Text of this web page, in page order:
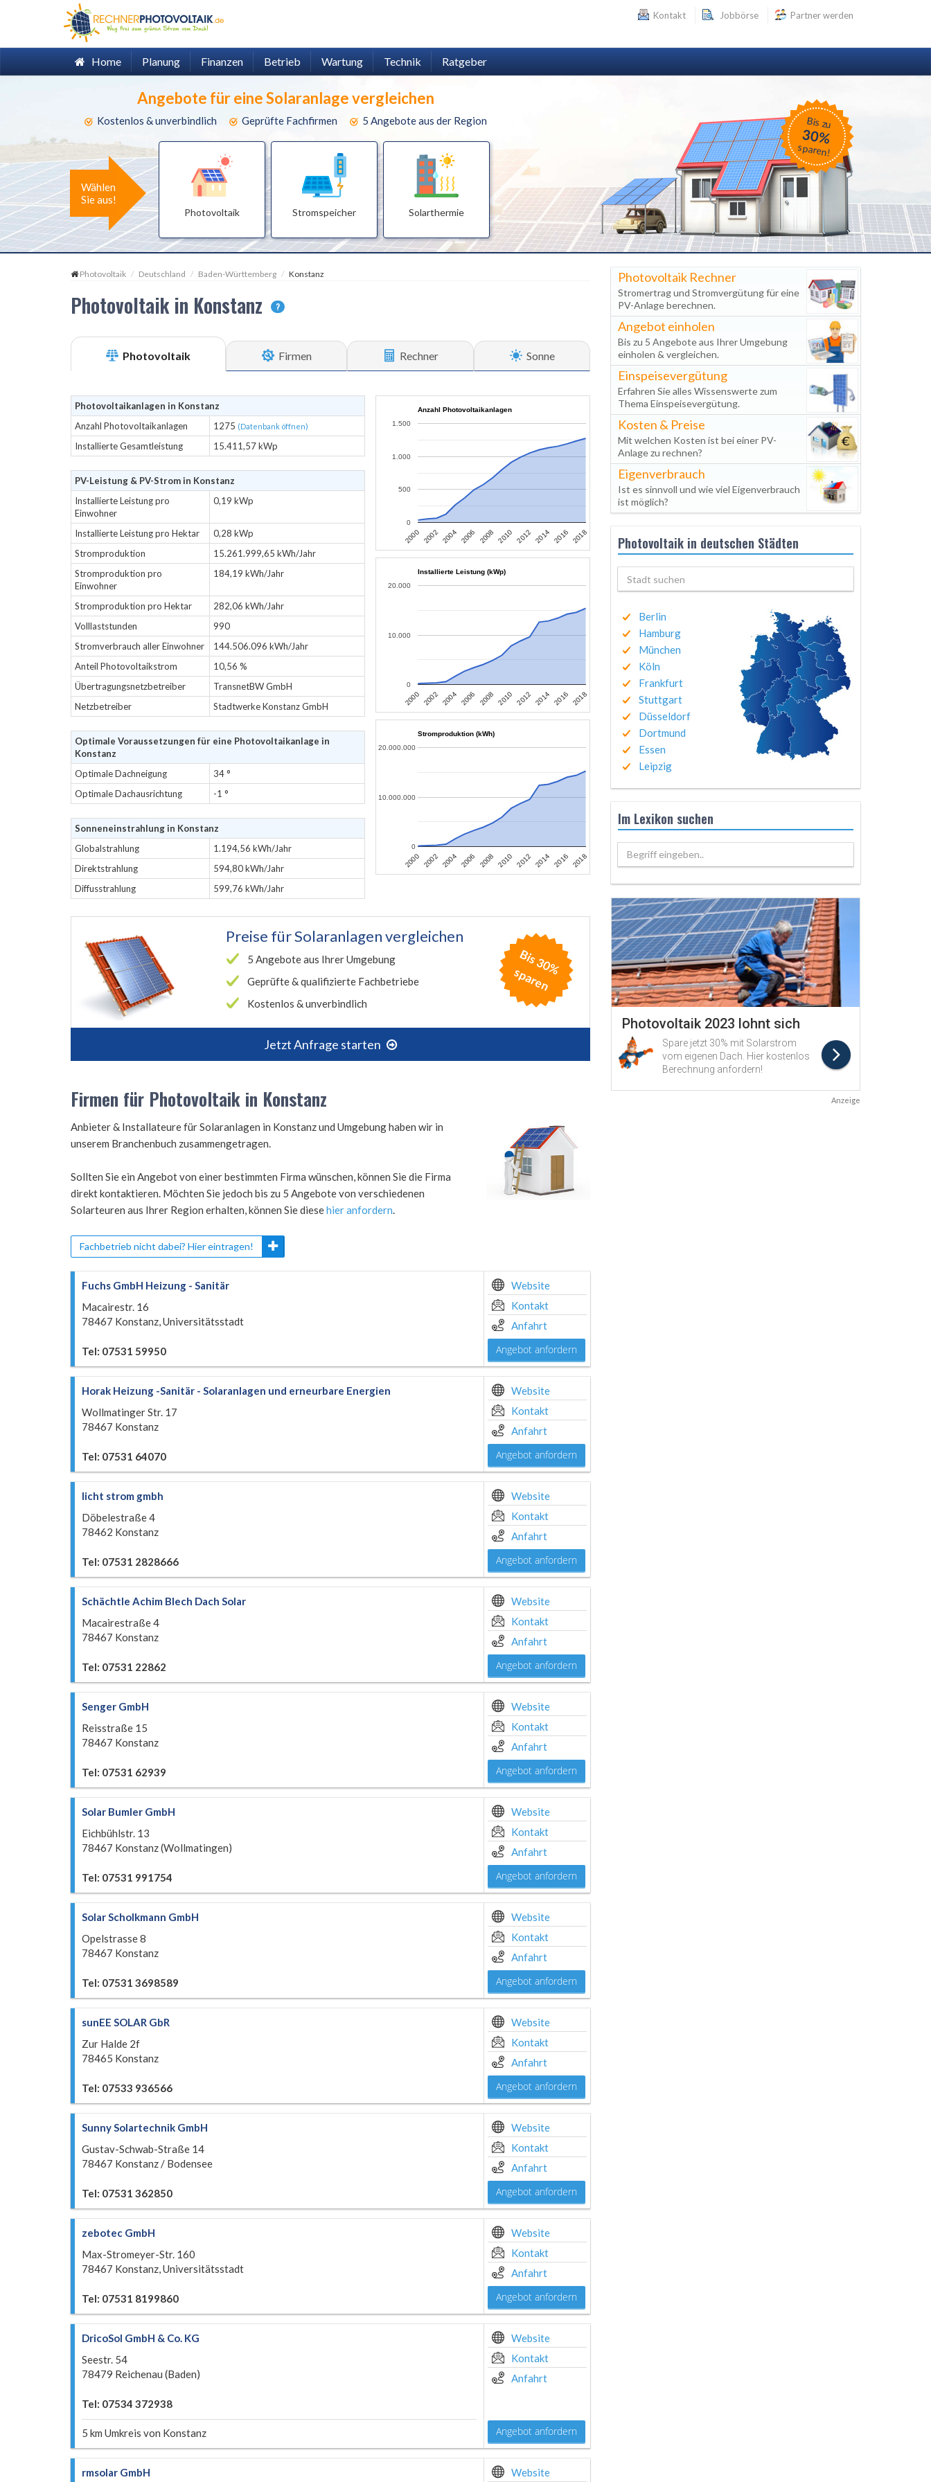
Kontakt Jobbörse Partner werden
Home Planung Finanzen Betrieb Wartung Technik Ratgeber
Angebote für eine Solaranlage vergleichen
Kostenlos & unverbindlich Geprüfte Fachfirmen 5 Angebote aus der Region
Wählen
Sie aus!
Photovoltaik Stromspeicher Solarthermie
Bis zu
30%
sparen!
Photovoltaik Deutschland Baden-Württemberg Konstanz
Photovoltaik in Konstanz ?
Photovoltaik Firmen Rechner Sonne
Photovoltaikanlagen in Konstanz
Anzahl Photovoltaikanlagen
1275 (Datenbank öffnen)
Installierte Gesamtleistung 15.411,57 kWp
PV-Leistung & PV-Strom in Konstanz
Installierte Leistung pro
Einwohner
0,19 kWp
Installierte Leistung pro Hektar
0,28 kWp
Stromproduktion
15.261.999,65 kWh/Jahr
Stromproduktion pro
Einwohner
184,19 kWh/Jahr
Stromproduktion pro Hektar
282,06 kWh/Jahr
Volllaststunden
990
Stromverbrauch aller Einwohner
144.506.096 kWh/Jahr
Anteil Photovoltaikstrom
10,56 %
Übertragungsnetzbetreiber
TransnetBW GmbH
Netzbetreiber
Stadtwerke Konstanz GmbH
Optimale Voraussetzungen für eine Photovoltaikanlage in
Konstanz
Optimale Dachneigung
34 °
Optimale Dachausrichtung
-1 °
Sonneneinstrahlung in Konstanz
Globalstrahlung
1.194,56 kWh/Jahr
Direktstrahlung
594,80 kWh/Jahr
Diffusstrahlung
599,76 kWh/Jahr
Anzahl Photovoltaikanlagen
2000 2002 2004 2006 2008 2010 2012 2014 2016 2018
0
500
1.000
1.500
Installierte Leistung (kWp)
2000 2002 2004 2006 2008 2010 2012 2014 2016 2018
0
10.000
20.000
Stromproduktion (kWh)
2000 2002 2004 2006 2008 2010 2012 2014 2016 2018
0
10.000.000
20.000.000
Preise fürSolaranlagen vergleichen
5 Angebote aus Ihrer Umgebung
Geprüfte & qualifizierte Fachbetriebe
Kostenlos & unverbindlich
Jetzt Anfrage starten
B
is
3
0
%
s
p
a
r
e
n
Firmen für Photovoltaik in Konstanz
Anbieter & Installateure für Solaranlagen in Konstanz und Umgebung haben wir in
unserem Branchenbuch zusammengetragen.
Sollten Sie ein Angebot von einer bestimmten Firma wünschen, können Sie die Firma
direkt kontaktieren. Möchten Sie jedoch bis zu 5 Angebote von verschiedenen
Solarteuren aus Ihrer Region erhalten, können Sie diesehier anfordern.
Fachbetrieb nicht dabei? Hier eintragen!
Fuchs GmbH Heizung - Sanitär
Macairestr. 16
78467 Konstanz, Universitätsstadt
Tel: 07531 59950
Website
Kontakt
Anfahrt
Angebot anfordern
Horak Heizung -Sanitär - Solaranlagen und erneurbare Energien
Wollmatinger Str. 17
78467 Konstanz
Tel: 07531 64070
Website
Kontakt
Anfahrt
Angebot anfordern
licht strom gmbh
Döbelestraße 4
78462 Konstanz
Tel: 07531 2828666
Website
Kontakt
Anfahrt
Angebot anfordern
Schächtle Achim Blech Dach Solar
Macairestraße 4
78467 Konstanz
Tel: 07531 22862
Website
Kontakt
Anfahrt
Angebot anfordern
Senger GmbH
Reisstraße 15
78467 Konstanz
Tel: 07531 62939
Website
Kontakt
Anfahrt
Angebot anfordern
Solar Bumler GmbH
Eichbühlstr. 13
78467 Konstanz (Wollmatingen)
Tel: 07531 991754
Website
Kontakt
Anfahrt
Angebot anfordern
Solar Scholkmann GmbH
Opelstrasse 8
78467 Konstanz
Tel: 07531 3698589
Website
Kontakt
Anfahrt
Angebot anfordern
sunEE SOLAR GbR
Zur Halde 2f
78465 Konstanz
Tel: 07533 936566
Website
Kontakt
Anfahrt
Angebot anfordern
Sunny Solartechnik GmbH
Gustav-Schwab-Straße 14
78467 Konstanz / Bodensee
Tel: 07531 362850
Website
Kontakt
Anfahrt
Angebot anfordern
zebotec GmbH
Max-Stromeyer-Str. 160
78467 Konstanz, Universitätsstadt
Tel: 07531 8199860
Website
Kontakt
Anfahrt
Angebot anfordern
DricoSol GmbH & Co. KG
Seestr. 54
78479 Reichenau (Baden)
Tel: 07534 372938
5 km Umkreis von Konstanz
Website
Kontakt
Anfahrt
Angebot anfordern
rmsolar GmbH Website
Photovoltaik Rechner
Stromertrag und Stromvergütung für eine
PV-Anlage berechnen.
Angebot einholen
Bis zu 5 Angebote aus Ihrer Umgebung
einholen & vergleichen.
Einspeisevergütung
Erfahren Sie alles Wissenswerte zum
Thema Einspeisevergütung.
Kosten & Preise
Mit welchen Kosten ist bei einer PV-
Anlage zu rechnen?
Eigenverbrauch
Ist es sinnvoll und wie viel Eigenverbrauch
ist möglich?
Photovoltaik in deutschen Städten
Berlin
Hamburg
München
Köln
Frankfurt
Stuttgart
Düsseldorf
Dortmund
Essen
Leipzig
Im Lexikon suchen
Begriff eingeben..
Anzeige